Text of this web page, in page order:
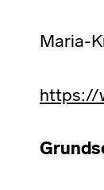
Maria-
https://